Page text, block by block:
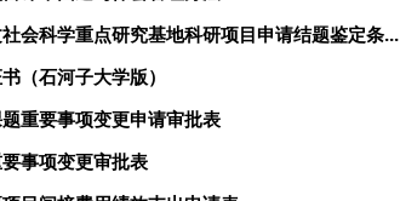
会科学重点研究基地科研项目申请结题鉴定条...
（石河子大学版）
重要事项变更申请审批表
事项变更审批表